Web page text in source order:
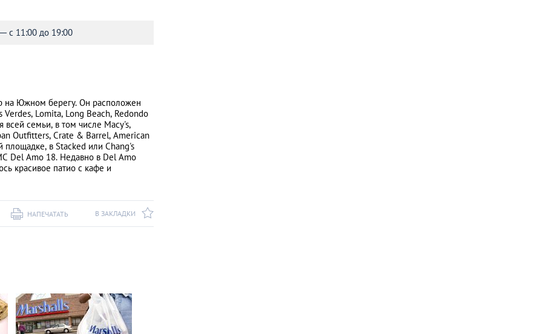
с 11:00 до 19:00
на Южном берегу. Он расположен
Lomita, Long Beach, Redondo
всей семьи, в том числе Macy's,
Outfitters, Crate & Barrel, American
площадке, в Stacked или Chang's
Del Amo 18. Недавно в Del Amo
красивое патио с кафе и
В ЗАКЛАДКИ
НАПЕЧАТАТЬ